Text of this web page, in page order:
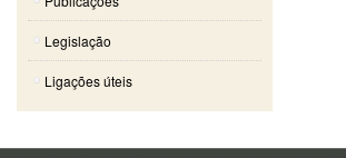
Legislação
Ligações úteis